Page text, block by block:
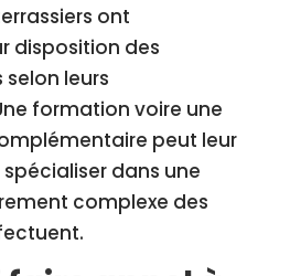
ont
disposition des
selon leurs
formation voire une
peut leur
dans une
complexe des